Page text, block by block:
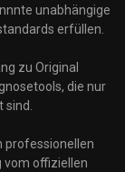
unabhängige
erfüllen.
zu Original
die nur
professionellen
vom offiziellen